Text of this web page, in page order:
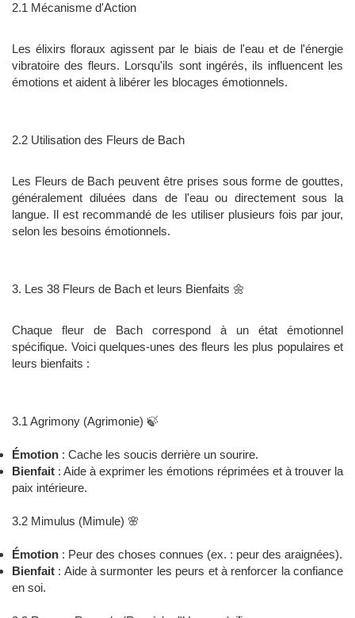
2.1 Mécanisme d'Action
Les élixirs floraux agissent par le biais de l'eau et de l'énergie
vibratoire des fleurs. Lorsqu'ils sont ingérés, ils influencent les
émotions et aident à libérer les blocages émotionnels.
2.2 Utilisation des Fleurs de Bach
Les Fleurs de Bach peuvent être prises sous forme de gouttes,
généralement diluées dans de l'eau ou directement sous la
langue. Il est recommandé de les utiliser plusieurs fois par jour,
selon les besoins émotionnels.
3. Les 38 Fleurs de Bach et leurs Bienfaits 🌼
Chaque fleur de Bach correspond à un état émotionnel
spécifique. Voici quelques-unes des fleurs les plus populaires et
leurs bienfaits :
3.1 Agrimony (Agrimonie) 🍃
Émotion : Cache les soucis derrière un sourire.
Bienfait : Aide à exprimer les émotions réprimées et à trouver la
paix intérieure.
3.2 Mimulus (Mimule) 🌸
Émotion : Peur des choses connues (ex. : peur des araignées).
Bienfait : Aide à surmonter les peurs et à renforcer la confiance
en soi.